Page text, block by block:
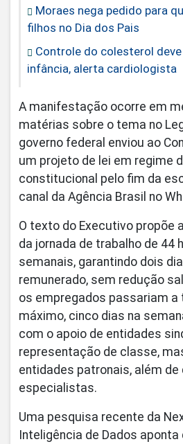
Moraes nega pedido para
filhos no Dia dos Pais
Controle do colesterol
infância, alerta cardiologista
A manifestação ocorre em
matérias sobre o tema no
governo federal enviou ao
um projeto de lei em regime
constitucional pelo fim da
canal da Agência Brasil no
O texto do Executivo propõe
da jornada de trabalho de 44
semanais, garantindo dois
remunerado, sem redução
os empregados passariam a
máximo, cinco dias na
com o apoio de entidades
representação de classe,
entidades patronais, além de
especialistas.
Uma pesquisa recente da
Inteligência de Dados aponta